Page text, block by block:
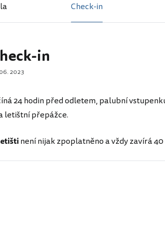
Check-in
in
06. 2023
24 hodin před odletem, palubní
letištní přepážce.
není nijak zpoplatněno a vždy zavírá